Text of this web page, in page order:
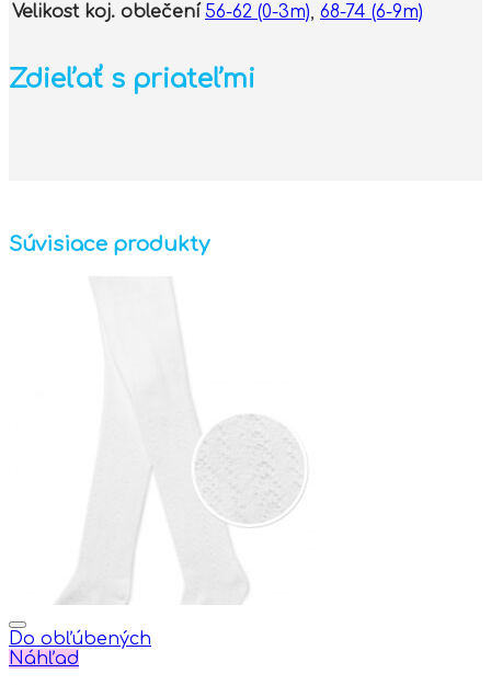
Velikost koj. oblečení 56-62 (0-3m), 68-74 (6-9m)
Zdieľať s priateľmi
Súvisiace produkty
Do obľúbených
Náhľad